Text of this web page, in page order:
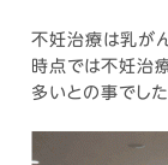
不妊治療は乳が
時点では不妊治
多いとの事でした